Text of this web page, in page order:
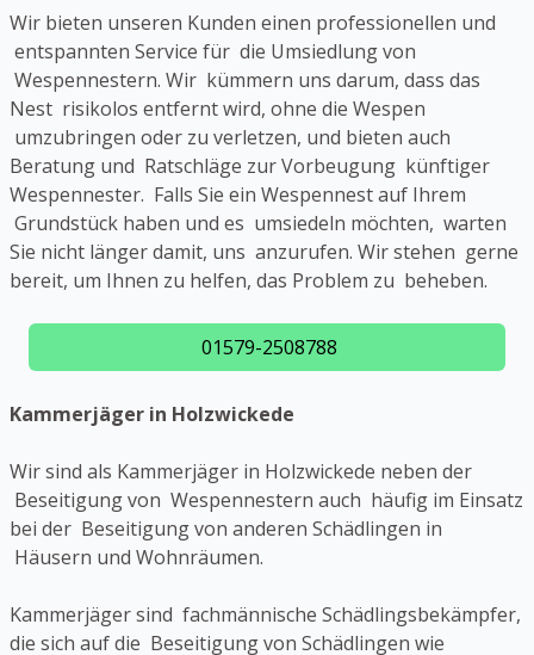
Wir bieten unseren Kunden einen professionellen und
entspannten Service für die Umsiedlung von
Wespennestern. Wir kümmern uns darum, dass das
Nest risikolos entfernt wird, ohne die Wespen
umzubringen oder zu verletzen, und bieten auch
Beratung und Ratschläge zur Vorbeugung künftiger
Wespennester. Falls Sie ein Wespennest auf Ihrem
Grundstück haben und es umsiedeln möchten, warten
Sie nicht länger damit, uns anzurufen. Wir stehen gerne
bereit, um Ihnen zu helfen, das Problem zu beheben.
01579-2508788
Kammerjäger in Holzwickede
Wir sind als Kammerjäger in Holzwickede neben der
Beseitigung von Wespennestern auch häufig im Einsatz
bei der Beseitigung von anderen Schädlingen in
Häusern und Wohnräumen.
Kammerjäger sind fachmännische Schädlingsbekämpfer,
die sich auf die Beseitigung von Schädlingen wie